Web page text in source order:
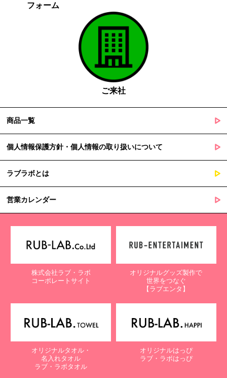
フォーム
ご来社
商品一覧
個人情報保護方針・個人情報の取り扱いについて
ラブラボとは
営業カレンダー
株式会社ラブ・ラボ
コーポレートサイト
オリジナルグッズ製作で
世界をつなぐ
【ラブエンタ】
オリジナルタオル・
名入れタオル
ラブ・ラボタオル
オリジナルはっぴ
ラブ・ラボはっぴ